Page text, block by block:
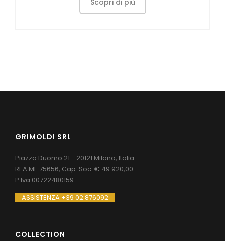
Scopri di più
GRIMOLDI SRL
Piazza Duomo 21 - 20121 Milano, Italia
REA MI-75656, Cap. Soc. € 49.920,00
P.Iva 00722480159
ASSISTENZA +39 02.876092
COLLECTION